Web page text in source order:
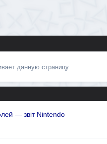
данную страницу
— звіт Nintendo